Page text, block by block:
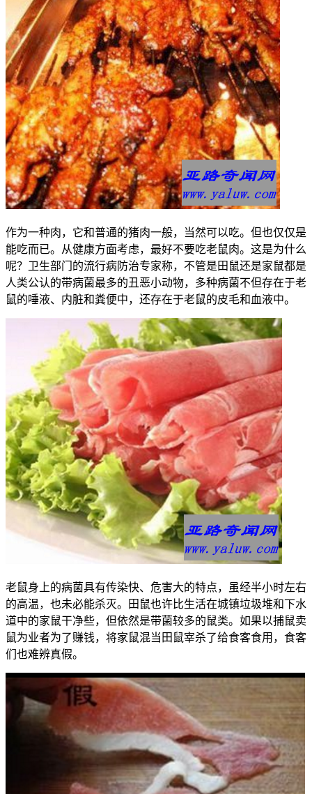
作为一种肉，它和普通的猪肉一般，当然可以吃。但也仅仅是
能吃而已。从健康方面考虑，最好不要吃老鼠肉。这是为什么
呢？卫生部门的流行病防治专家称，不管是田鼠还是家鼠都是
人类公认的带病菌最多的丑恶小动物，多种病菌不但存在于老
鼠的唾液、内脏和粪便中，还存在于老鼠的皮毛和血液中。
老鼠身上的病菌具有传染快、危害大的特点，虽经半小时左右
的高温，也未必能杀灭。田鼠也许比生活在城镇垃圾堆和下水
道中的家鼠干净些，但依然是带菌较多的鼠类。如果以捕鼠卖
鼠为业者为了赚钱，将家鼠混当田鼠宰杀了给食客食用，食客
们也难辨真假。